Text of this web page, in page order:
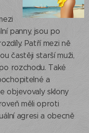
panny, jsou po
Patří mezi ně
častěji starší muži,
rozchodu. Také
a
objevovaly sklony
měli oproti
agresi a obecně